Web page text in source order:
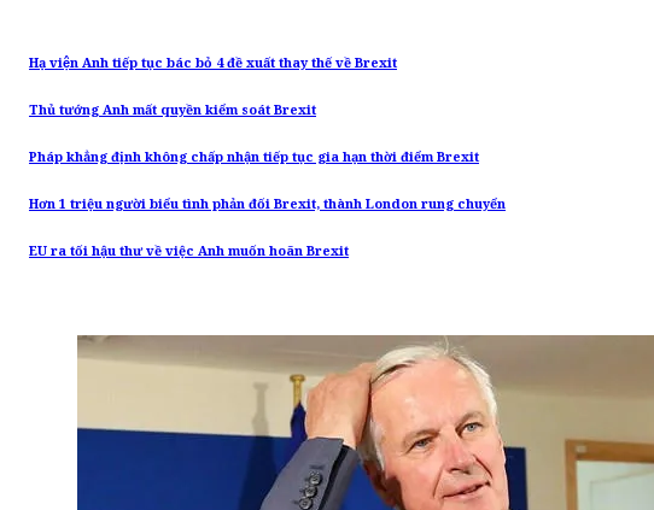
Hạ viện Anh tiếp tục bác bỏ 4 đề xuất thay thế về Brexit
Thủ tướng Anh mất quyền kiểm soát Brexit
Pháp khẳng định không chấp nhận tiếp tục gia hạn thời điểm Brexit
Hơn 1 triệu người biểu tình phản đối Brexit, thành London rung chuyển
EU ra tối hậu thư về việc Anh muốn hoãn Brexit